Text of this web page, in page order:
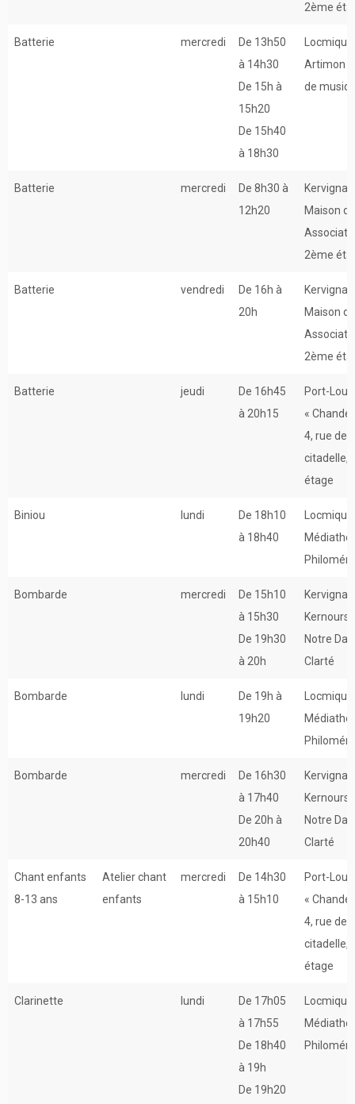
2ème
Batterie mercredi
De 13h50
à 14h30
De 15h à
15h20
De 15h40
à 18h30
Artimon
de
Batterie mercredi
De 8h30 à
12h20
Maison
2ème
Batterie vendredi
De 16h à
20h
Maison
2ème
Batterie jeudi
De 16h45
à 20h15
Port-
«
4, rue de
citadelle,
étage
Biniou lundi
De 18h10
à 18h40
Bombarde mercredi
De 15h10
à 15h30
De 19h30
à 20h
Kernours
Notre
Clarté
Bombarde lundi
De 19h à
19h20
Bombarde mercredi
De 16h30
à 17h40
De 20h à
20h40
Kernours
Notre
Clarté
Chant enfants
8-13 ans
Atelier chant
enfants
mercredi
De 14h30
à 15h10
Port-
«
4, rue de
citadelle,
étage
Clarinette lundi
De 17h05
à 17h55
De 18h40
à 19h
De 19h20